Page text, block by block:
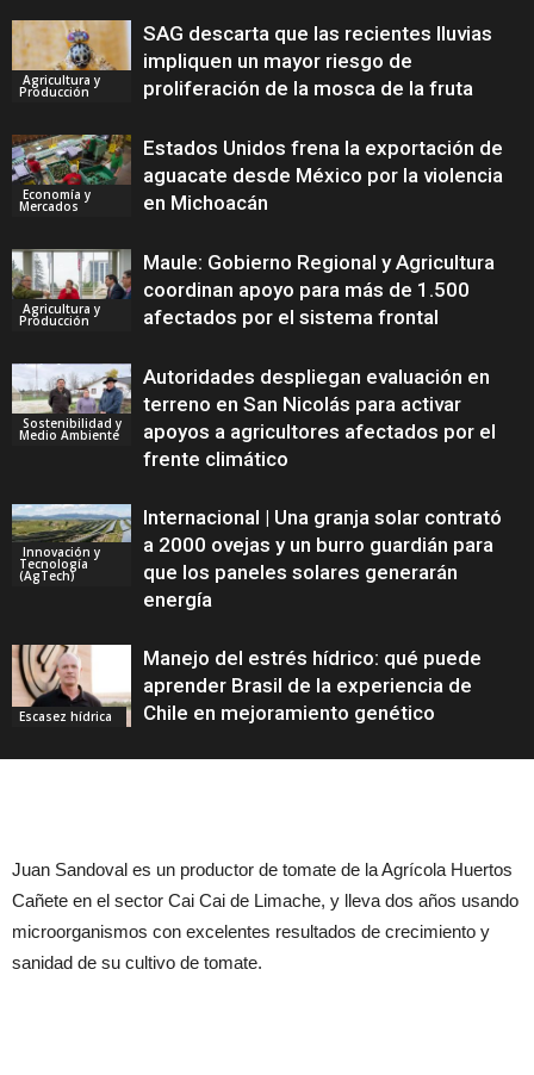
Agricultura y
Producción
SAG descarta que las recientes lluvias
impliquen un mayor riesgo de
proliferación de la mosca de la fruta
Economía y
Mercados
Estados Unidos frena la exportación de
aguacate desde México por la violencia
en Michoacán
Agricultura y
Producción
Maule: Gobierno Regional y Agricultura
coordinan apoyo para más de 1.500
afectados por el sistema frontal
Sostenibilidad y
Medio Ambiente
Autoridades despliegan evaluación en
terreno en San Nicolás para activar
apoyos a agricultores afectados por el
frente climático
Innovación y
Tecnología
(AgTech)
Internacional | Una granja solar contrató
a 2000 ovejas y un burro guardián para
que los paneles solares generarán
energía
Escasez hídrica
Manejo del estrés hídrico: qué puede
aprender Brasil de la experiencia de
Chile en mejoramiento genético
Juan Sandoval es un productor de tomate de la Agrícola Huertos
Cañete en el sector Cai Cai de Limache, y lleva dos años usando
microorganismos con excelentes resultados de crecimiento y
sanidad de su cultivo de tomate.